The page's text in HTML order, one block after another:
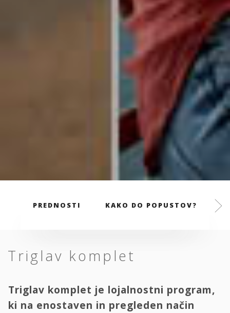
PREDNOSTI KAKO DO POPUSTOV?
Triglav komplet
Triglav komplet je lojalnostni program,
ki na enostaven in pregleden način